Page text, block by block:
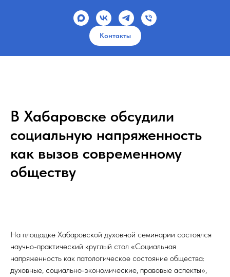
Контакты
В Хабаровске обсудили
социальную напряженность
как вызов современному
обществу
На площадке Хабаровской духовной семинарии состоялся
научно-практический круглый стол «Социальная
напряженность как патологическое состояние общества:
духовные, социально-экономические, правовые аспекты»,